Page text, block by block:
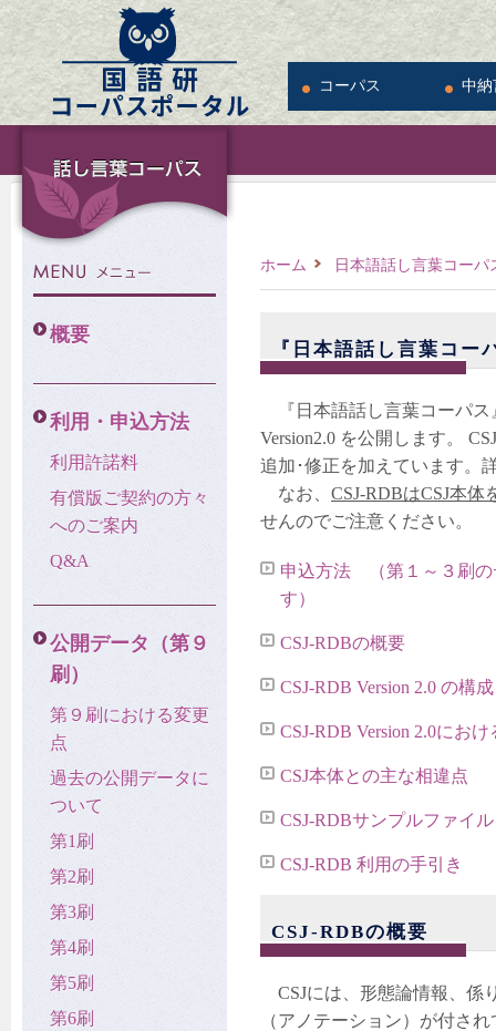
コーパス 中納
概要
利用・申込方法
利用許諾料
有償版ご契約の方々
へのご案内
Q&A
公開データ（第９
刷）
第９刷における変更
点
過去の公開データに
ついて
第1刷
第2刷
第3刷
第4刷
第5刷
第6刷
ホーム 日本語話し言葉コーパ
『日本語話し言葉コ
『日本語話し言葉コーパス
Version2.0 を公開します。
追加･修正を加えています。
なお、 CSJ-RDBはCSJ本
せんのでご注意ください。
申込方法 （第１～３刷の
す）
CSJ-RDBの概要
CSJ-RDB Version 2.0 の構成
CSJ-RDB Version 2.0にお
CSJ本体との主な相違点
CSJ-RDBサンプルファイル
CSJ-RDB 利用の手引き
CSJ-RDBの概要
CSJには、形態論情報、係
（アノテーション）が付さ